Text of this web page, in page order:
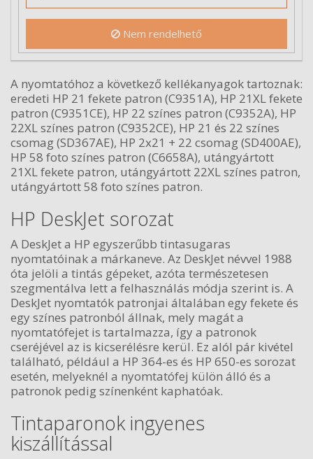
Nem rendelhető
A nyomtatóhoz a következő kellékanyagok tartoznak:
eredeti HP 21 fekete patron (C9351A), HP 21XL fekete
patron (C9351CE), HP 22 színes patron (C9352A), HP
22XL színes patron (C9352CE), HP 21 és 22 színes
csomag (SD367AE), HP 2x21 + 22 csomag (SD400AE),
HP 58 foto színes patron (C6658A), utángyártott
21XL fekete patron, utángyártott 22XL színes patron,
utángyártott 58 foto színes patron.
HP DeskJet sorozat
A DeskJet a HP egyszerűbb tintasugaras
nyomtatóinak a márkaneve. Az DeskJet névvel 1988
óta jelöli a tintás gépeket, azóta természetesen
szegmentálva lett a felhasználás módja szerint is. A
DeskJet nyomtatók patronjai általában egy fekete és
egy színes patronból állnak, mely magát a
nyomtatófejet is tartalmazza, így a patronok
cseréjével az is kicserélésre kerül. Ez alól pár kivétel
található, például a HP 364-es és HP 650-es sorozat
esetén, melyeknél a nyomtatófej külön álló és a
patronok pedig színenként kaphatóak.
Tintaparonok ingyenes
kiszállítással